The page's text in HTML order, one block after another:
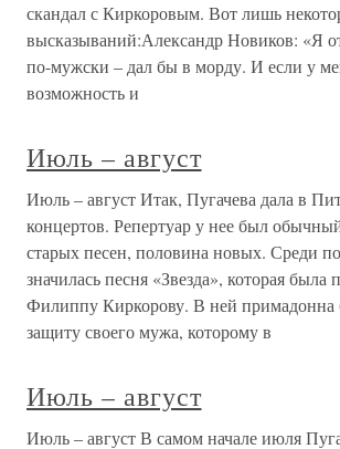
скандал с Киркоровым. Вот лишь
высказываний:Александр Новиков: «Я
по-мужски – дал бы в морду. И если у
возможность и
Июль – август
Июль – август Итак, Пугачева дала в
концертов. Репертуар у нее был
старых песен, половина новых. Среди
значилась песня «Звезда», которая
Филиппу Киркорову. В ней примадонна
защиту своего мужа, которому в
Июль – август
Июль – август В самом начале июля